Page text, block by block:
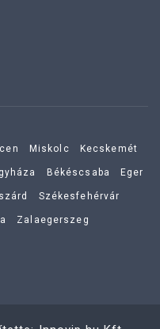
Miskolc Kecskemét
Békéscsaba Eger
Székesfehérvár
Zalaegerszeg